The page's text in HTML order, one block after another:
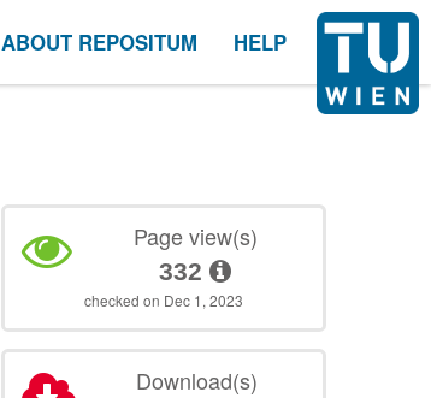
ABOUT REPOSITUM HELP
Page view(s)
332
checked on Dec 1, 2023
Download(s)